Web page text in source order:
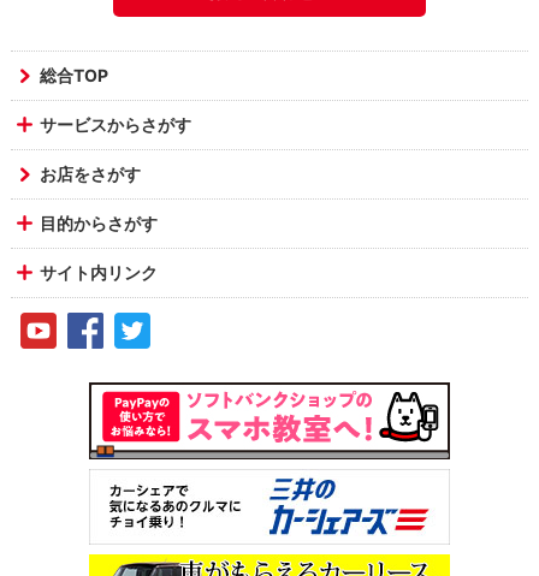
総合TOP
サービスからさがす
お店をさがす
目的からさがす
サイト内リンク